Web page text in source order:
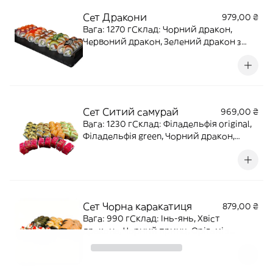
Сет Дракони
979,00 ₴
Вага: 1270 гСклад: Чорний дракон,
Червоний дракон, Зелений дракон з
Сет Ситий самурай
969,00 ₴
Вага: 1230 гСклад: Філадельфія original,
Філадельфія green, Чорний дракон,
Сет Чорна каракатиця
879,00 ₴
Вага: 990 гСклад: Інь-янь, Хвіст
дракона, Чорний принц, Орігамі з
тунцем